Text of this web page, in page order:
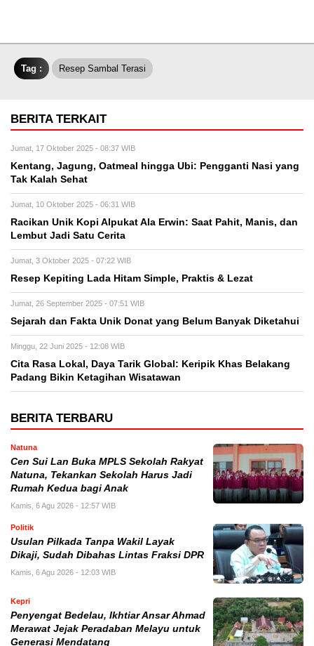
Tag : Resep Sambal Terasi
BERITA TERKAIT
Jumat, 17 Oktober 2025 - 08:37 WIB
Kentang, Jagung, Oatmeal hingga Ubi: Pengganti Nasi yang
Tak Kalah Sehat
Jumat, 10 Oktober 2025 - 06:31 WIB
Racikan Unik Kopi Alpukat Ala Erwin: Saat Pahit, Manis, dan
Lembut Jadi Satu Cerita
Jumat, 3 Oktober 2025 - 07:22 WIB
Resep Kepiting Lada Hitam Simple, Praktis & Lezat
Jumat, 26 September 2025 - 07:51 WIB
Sejarah dan Fakta Unik Donat yang Belum Banyak Diketahui
Minggu, 22 Juni 2025 - 12:08 WIB
Cita Rasa Lokal, Daya Tarik Global: Keripik Khas Belakang
Padang Bikin Ketagihan Wisatawan
BERITA TERBARU
Natuna
Cen Sui Lan Buka MPLS Sekolah Rakyat
Natuna, Tekankan Sekolah Harus Jadi
Rumah Kedua bagi Anak
Kamis, 6 Agu 2026 - 12:57 WIB
Politik
Usulan Pilkada Tanpa Wakil Layak
Dikaji, Sudah Dibahas Lintas Fraksi DPR
Kamis, 6 Agu 2026 - 12:03 WIB
Kepri
Penyengat Bedelau, Ikhtiar Ansar Ahmad
Merawat Jejak Peradaban Melayu untuk
Generasi Mendatang